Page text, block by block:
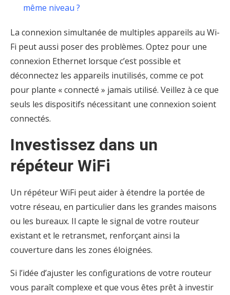
même niveau ?
La connexion simultanée de multiples appareils au Wi-
Fi peut aussi poser des problèmes. Optez pour une
connexion Ethernet lorsque c’est possible et
déconnectez les appareils inutilisés, comme ce pot
pour plante « connecté » jamais utilisé. Veillez à ce que
seuls les dispositifs nécessitant une connexion soient
connectés.
Investissez dans un
répéteur WiFi
Un répéteur WiFi peut aider à étendre la portée de
votre réseau, en particulier dans les grandes maisons
ou les bureaux. Il capte le signal de votre routeur
existant et le retransmet, renforçant ainsi la
couverture dans les zones éloignées.
Si l’idée d’ajuster les configurations de votre routeur
vous paraît complexe et que vous êtes prêt à investir